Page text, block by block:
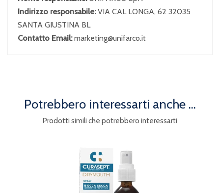
Indirizzo responsabile:VIA CAL LONGA, 62 32035
SANTA GIUSTINA BL
Contatto Email:marketing@unifarco.it
Potrebbero interessarti anche ...
Prodotti simili che potrebbero interessarti